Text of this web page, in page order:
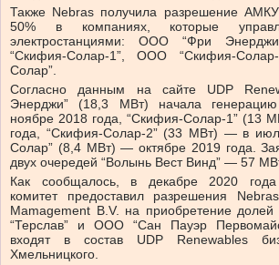
Также Nebras получила разрешение
50% в компаниях, которые
электростанциями: ООО “Фри
“Скифия-Солар-1”, ООО “Скифия-
Солар”.
Согласно данным на сайте UDP
Энерджи” (18,3 МВт) начала генерацию
ноябре 2018 года, “Скифия-Солар-1” (13
года, “Скифия-Солар-2” (33 МВт) — в
Солар” (8,4 МВт) — октябре 2019 года.
двух очередей “Волынь Вест Винд” — 57
Как сообщалось, в декабре 2020 года
комитет предоставил разрешения
Mamagement B.V. на приобретение
“Терслав” и ООО “Сан Пауэр
входят в состав UDP Renewables
Хмельницкого.